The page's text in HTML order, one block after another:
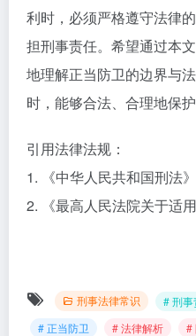
利时，必须严格遵守法律
担刑事责任。希望通过本
地理解正当防卫的边界与
时，能够合法、合理地保
引用法律法规：
1. 《中华人民共和国刑法
2. 《最高人民法院关于适
刑事法律常识 # 刑
# 正当防卫
# 法律解析 #